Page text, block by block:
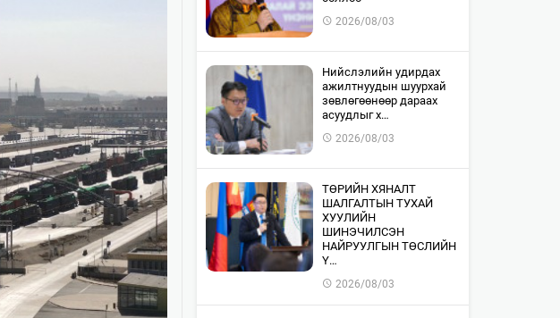
2026/08/03
​Нийслэлийн удирдах
ажилтнуудын шуурхай
зөвлөгөөнөөр дараах
асуудлыг х…
2026/08/03
​ТӨРИЙН ХЯНАЛТ
ШАЛГАЛТЫН ТУХАЙ
ХУУЛИЙН
ШИНЭЧИЛСЭН
НАЙРУУЛГЫН ТӨСЛИЙН
Ү…
2026/08/03